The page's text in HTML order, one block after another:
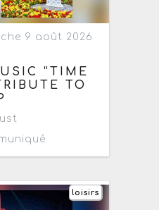
9 août 2026
“TIME
TO
loisirs